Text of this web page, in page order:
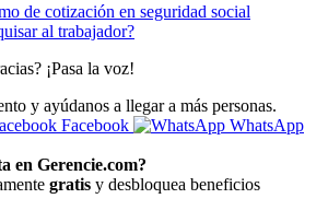
de cotización en seguridad social
al trabajador?
¡Pasa la voz!
y ayúdanos a llegar a más personas.
Facebook
WhatsApp
en Gerencie.com?
gratis y desbloquea beneficios